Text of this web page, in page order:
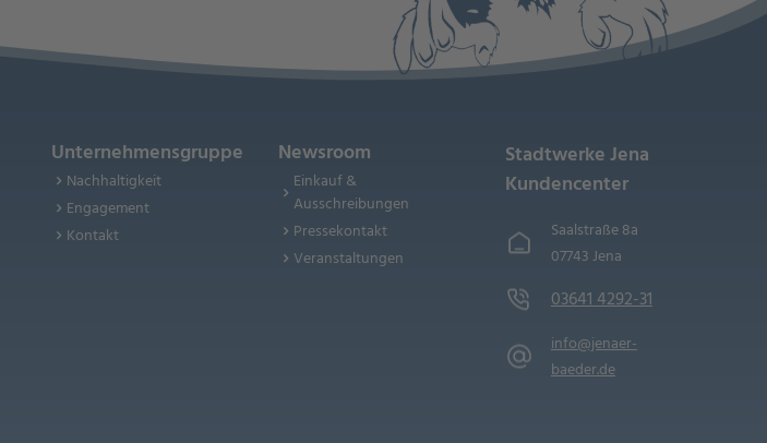
Unternehmensgruppe
Nachhaltigkeit
Engagement
Kontakt
Newsroom
Einkauf &
Ausschreibungen
Pressekontakt
Veranstaltungen
Stadtwerke Jena
Kundencenter
Saalstraße 8a
07743 Jena
03641 4292-31
info@jenaer-
baeder.de